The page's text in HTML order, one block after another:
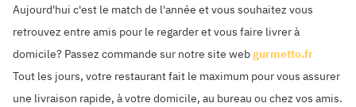
Aujourd'hui c'est le match de l'année et vous souhaitez vous
retrouvez entre amis pour le regarder et vous faire livrer à
domicile? Passez commande sur notre site webgurmetto.fr
Tout les jours, votre restaurant fait le maximum pour vous assurer
une livraison rapide, à votre domicile, au bureau ou chez vos amis.